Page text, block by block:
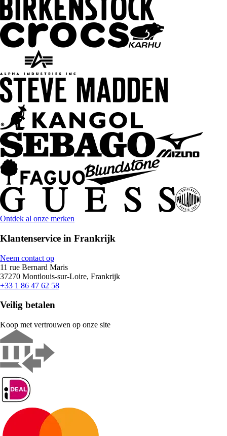
Ontdek al onze merken
Klantenservice in Frankrijk
Neem contact op
11 rue Bernard Maris
37270 Montlouis-sur-Loire, Frankrijk
+33 1 86 47 62 58
Veilig betalen
Koop met vertrouwen op onze site